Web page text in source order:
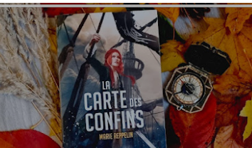
LIVRE : LA CARTE DES
CONFINS • MARIE REPPELIN